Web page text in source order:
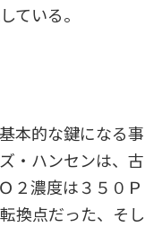
ている。
本的な鍵になる事
・ハンセンは、古
２濃度は３５０Ｐ
換点だった、そし